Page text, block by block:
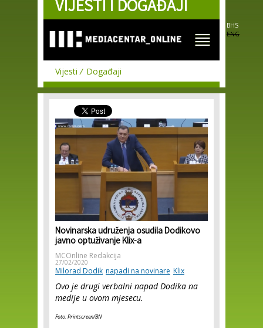
Skip to
main
VIJESTI I DOGAĐAJI
BHS
ENG
Vijesti Događaji
Novinarska udruženja osudila Dodikovo
javno optuživanje Klix-a
MCOnline Redakcija
27/02/2020
Milorad Dodik napadi na novinare Klix
Ovo je drugi verbalni napad Dodika na
medije u ovom mjesecu.
Foto: Printscreen/BN